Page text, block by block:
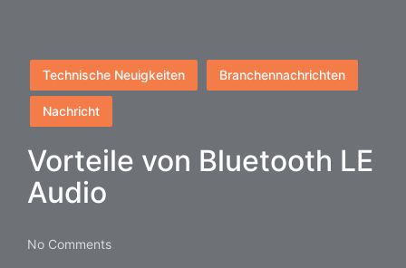
Posted
in
Technische Neuigkeiten Branchennachrichten
Nachricht
Vorteile von Bluetooth LE
Audio
No Comments